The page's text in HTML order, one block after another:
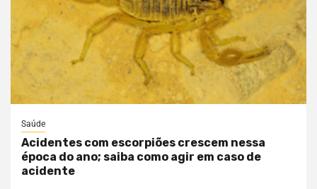
Saúde
Acidentes com escorpiões crescem nessa
época do ano; saiba como agir em caso de
acidente